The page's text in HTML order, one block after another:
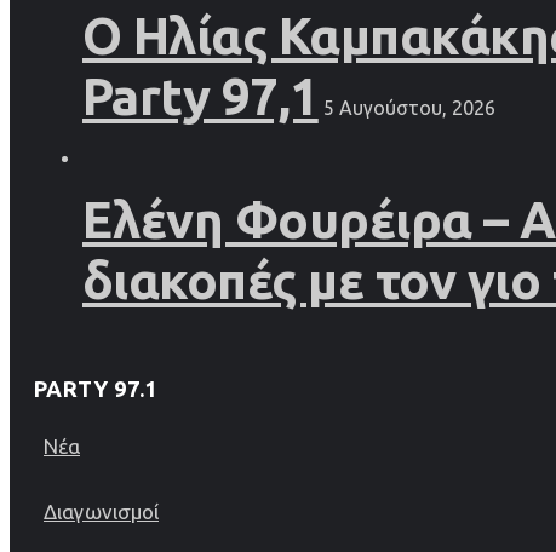
Ο Ηλίας
Party 97,1
5 Αυγούστου, 2026
Ελένη Φουρέιρα –
διακοπές με τον
PARTY 97.1
Νέα
Διαγωνισμοί